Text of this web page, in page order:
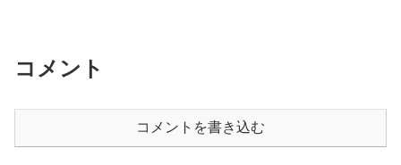
コメント
コメントを書き込む